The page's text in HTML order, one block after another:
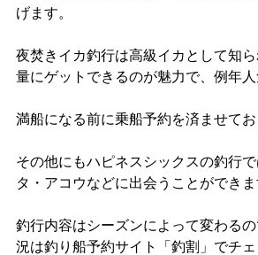
げます。
夜焚きイカ釣行は高級イカとして知
量にゲットできるのが魅力で、例年人
満船になる前に乗船予約を済ませてお
その他にもハピネスシックスの釣行
タ・アコウなどに出会うことができま
釣行内容はシーズンによって変わる
況は釣り船予約サイト「釣割」でチ